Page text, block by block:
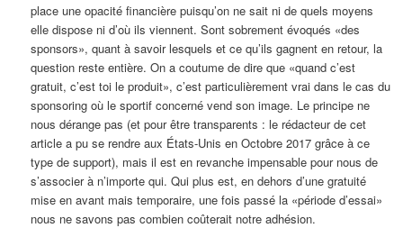
place une opacité financière puisqu’on ne sait ni de quels moyens
elle dispose ni d’où ils viennent. Sont sobrement évoqués «des
sponsors», quant à savoir lesquels et ce qu’ils gagnent en retour, la
question reste entière. On a coutume de dire que «quand c’est
gratuit, c’est toi le produit», c’est particulièrement vrai dans le cas du
sponsoring où le sportif concerné vend son image. Le principe ne
nous dérange pas (et pour être transparents : le rédacteur de cet
article a pu se rendre aux États-Unis en Octobre 2017 grâce à ce
type de support), mais il est en revanche impensable pour nous de
s’associer à n’importe qui. Qui plus est, en dehors d’une gratuité
mise en avant mais temporaire, une fois passé la «période d’essai»
nous ne savons pas combien coûterait notre adhésion.